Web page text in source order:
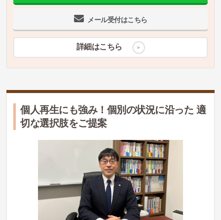
メール受付はこちら
詳細はこちら
個人再生にも強み！個別の状況に沿った 適
切な選択肢をご提案